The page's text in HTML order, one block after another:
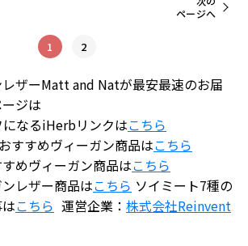
1 2
ページへ
ザーMatt and Natが最安最速のお届
ジは
なるiHerbリンクはこちら
すすめヴィーガン商品はこちら
めヴィーガン商品はこちら
レザー商品はこちら ソイミート7種の
こちら 運営企業： 株式会社Reinvent